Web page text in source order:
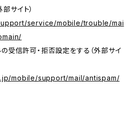
サイト）
service/mobile/trouble/mai
信許可・拒否設定をする（外部サイ
mobile/support/mail/antispam/